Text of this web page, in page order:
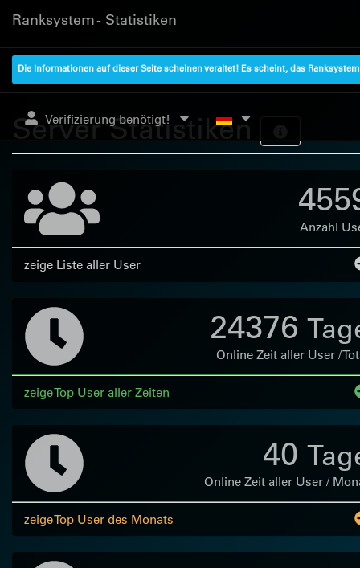
Ranksystem - Statistiken
Die Informationen auf dieser Seite scheinen veraltet! Es scheint, das
Verifizierung benötigt!
Server Statistiken
Anzahl
zeige Liste aller User
24376
Online Zeit aller User /
zeige Top User aller Zeiten
40
Online Zeit aller User /
zeige Top User des Monats